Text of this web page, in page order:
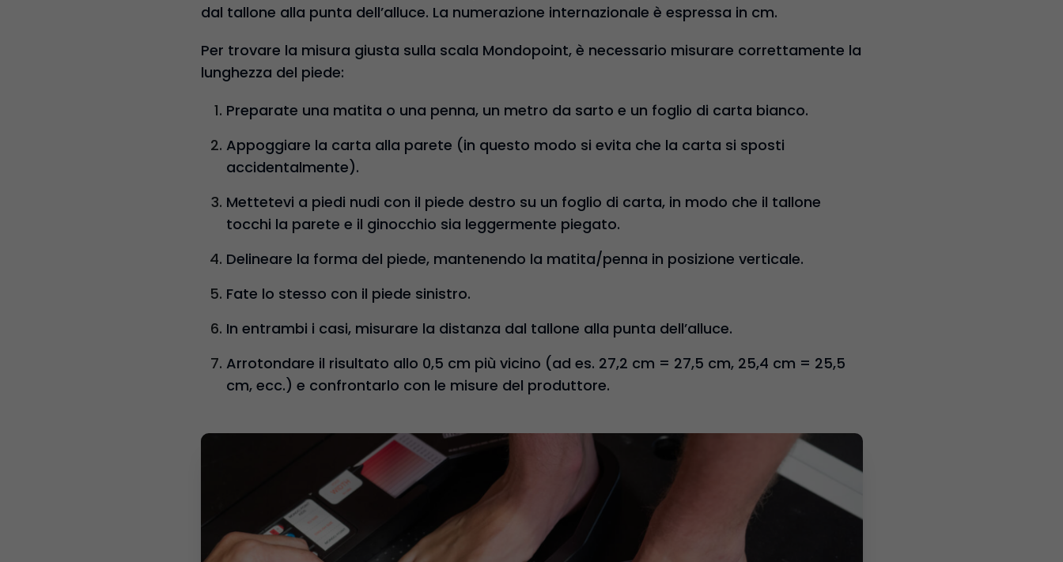
dal tallone alla punta dell’alluce. La numerazione internazionale è espressa in cm.
Per trovare la misura giusta sulla scala Mondopoint, è necessario misurare correttamente la
lunghezza del piede:
Preparate una matita o una penna, un metro da sarto e un foglio di carta bianco.
Appoggiare la carta alla parete (in questo modo si evita che la carta si sposti
accidentalmente).
Mettetevi a piedi nudi con il piede destro su un foglio di carta, in modo che il tallone
tocchi la parete e il ginocchio sia leggermente piegato.
Delineare la forma del piede, mantenendo la matita/penna in posizione verticale.
Fate lo stesso con il piede sinistro.
In entrambi i casi, misurare la distanza dal tallone alla punta dell’alluce.
Arrotondare il risultato allo 0,5 cm più vicino (ad es. 27,2 cm = 27,5 cm, 25,4 cm = 25,5
cm, ecc.) e confrontarlo con le misure del produttore.